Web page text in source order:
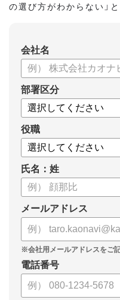
の選び方がわからない」
こちらの資料では、
・人事評価システムが必要
・導入検討に必要な3つの
・7つの選定ポイント
についてまとめましたので
会社名
部署区分
役職
氏名：姓
メールアドレス
電話番号